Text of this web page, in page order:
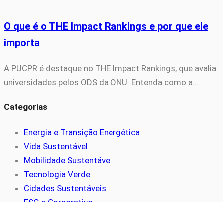
O que é o THE Impact Rankings e por que ele
importa
A PUCPR é destaque no THE Impact Rankings, que avalia
universidades pelos ODS da ONU. Entenda como a…
Categorias
Energia e Transição Energética
Vida Sustentável
Mobilidade Sustentável
Tecnologia Verde
Cidades Sustentáveis